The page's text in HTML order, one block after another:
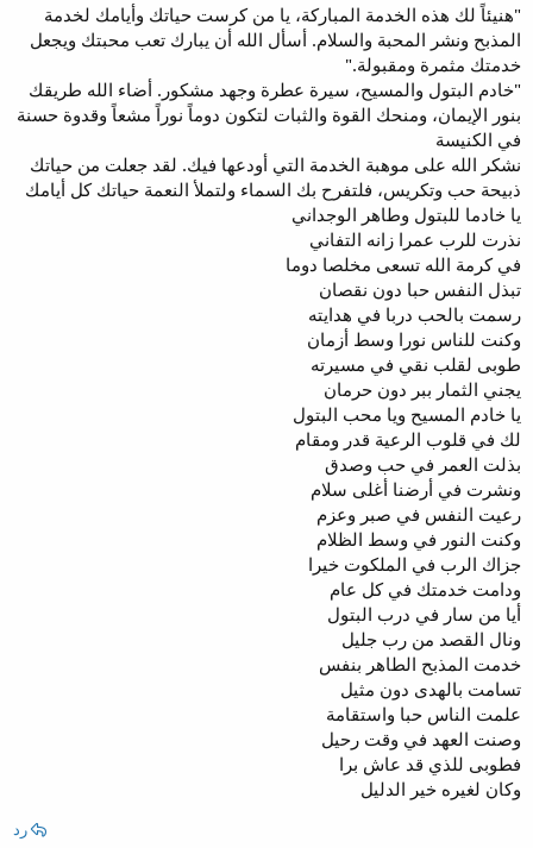
"هنيئاً لك هذه الخدمة المباركة، يا من كرست حياتك وأيامك لخدمة
المذبح ونشر المحبة والسلام. أسأل الله أن يبارك تعب محبتك ويجعل
خدمتك مثمرة ومقبولة."
"خادم البتول والمسيح، سيرة عطرة وجهد مشكور. أضاء الله طريقك
بنور الإيمان، ومنحك القوة والثبات لتكون دوماً نوراً مشعاً وقدوة حسنة
في الكنيسة
نشكر الله على موهبة الخدمة التي أودعها فيك. لقد جعلت من حياتك
ذبيحة حب وتكريس، فلتفرح بك السماء ولتملأ النعمة حياتك كل أيامك
يا خادما للبتول وطاهر الوجداني
نذرت للرب عمرا زانه التفاني
في كرمة الله تسعى مخلصا دوما
تبذل النفس حبا دون نقصان
رسمت بالحب دربا في هدايته
وكنت للناس نورا وسط أزمان
طوبى لقلب نقي في مسيرته
يجني الثمار ببر دون حرمان
يا خادم المسيح ويا محب البتول
لك في قلوب الرعية قدر ومقام
بذلت العمر في حب وصدق
ونشرت في أرضنا أغلى سلام
رعيت النفس في صبر وعزم
وكنت النور في وسط الظلام
جزاك الرب في الملكوت خيرا
ودامت خدمتك في كل عام
أيا من سار في درب البتول
ونال القصد من رب جليل
خدمت المذبح الطاهر بنفس
تسامت بالهدى دون مثيل
علمت الناس حبا واستقامة
وصنت العهد في وقت رحيل
فطوبى للذي قد عاش برا
وكان لغيره خير الدليل
رد